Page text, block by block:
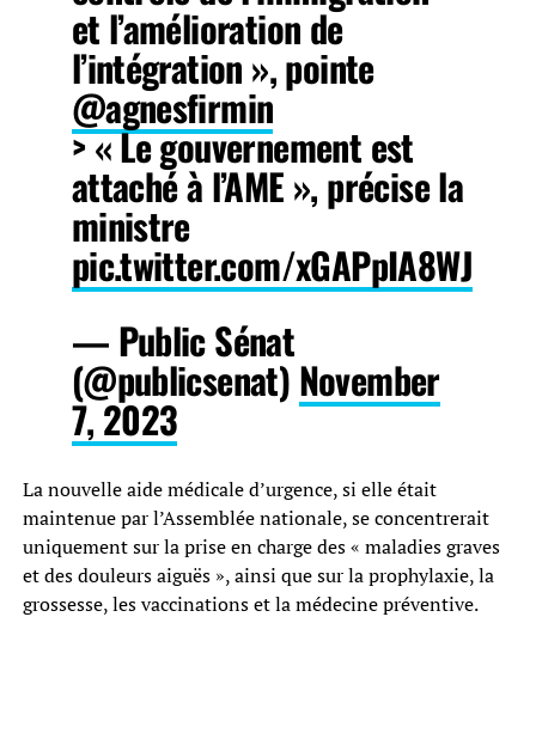
et l’amélioration de
l’intégration », pointe
@agnesfirmin
> « Le gouvernement est
attaché à l’AME », précise la
ministre
pic.twitter.com/xGAPpIA8WJ
— Public Sénat
(@publicsenat) November
7, 2023
La nouvelle aide médicale d’urgence, si elle était
maintenue par l’Assemblée nationale, se concentrerait
uniquement sur la prise en charge des « maladies graves
et des douleurs aiguës », ainsi que sur la prophylaxie, la
grossesse, les vaccinations et la médecine préventive.